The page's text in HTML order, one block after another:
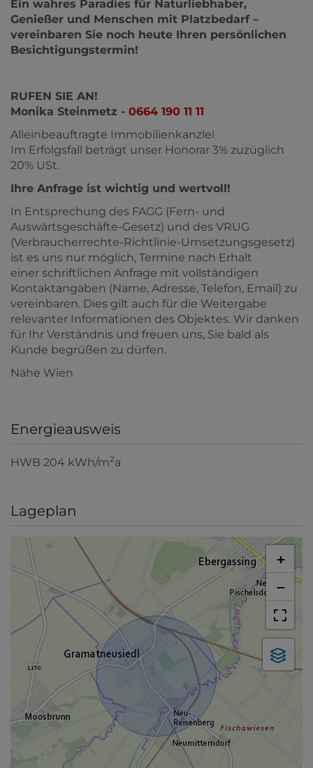
Ein wahres Paradies für Naturliebhaber,
Genießer und Menschen mit Platzbedarf –
vereinbaren Sie noch heute Ihren persönlichen
Besichtigungstermin!
RUFEN SIE AN!
Monika Steinmetz - 0664 190 11 11
Alleinbeauftragte Immobilienkanzlei
Im Erfolgsfall beträgt unser Honorar 3% zuzüglich
20% USt.
Ihre Anfrage ist wichtig und wertvoll!
In Entsprechung des FAGG (Fern- und
Auswärtsgeschäfte-Gesetz) und des VRUG
(Verbraucherrechte-Richtlinie-Umsetzungsgesetz)
ist es uns nur möglich, Termine nach Erhalt
einer schriftlichen Anfrage mit vollständigen
Kontaktangaben (Name, Adresse, Telefon, Email) zu
vereinbaren. Dies gilt auch für die Weitergabe
relevanter Informationen des Objektes. Wir danken
für Ihr Verständnis und freuen uns, Sie bald als
Kunde begrüßen zu dürfen.
Nähe Wien
Energieausweis
HWB 204 kWh/m2a
Lageplan
+
−